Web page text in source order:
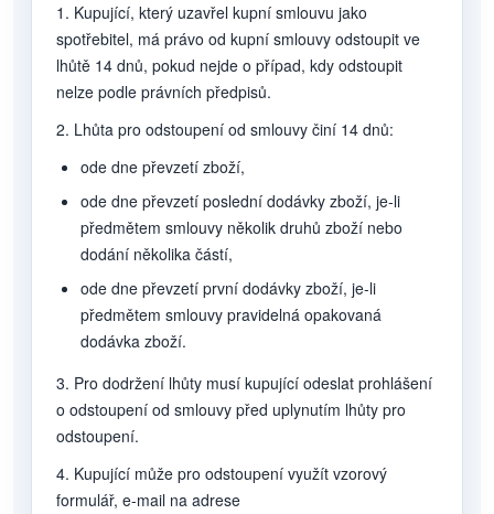
1. Kupující, který uzavřel kupní smlouvu jako
spotřebitel, má právo od kupní smlouvy odstoupit ve
lhůtě 14 dnů, pokud nejde o případ, kdy odstoupit
nelze podle právních předpisů.
2. Lhůta pro odstoupení od smlouvy činí 14 dnů:
ode dne převzetí zboží,
ode dne převzetí poslední dodávky zboží, je-li
předmětem smlouvy několik druhů zboží nebo
dodání několika částí,
ode dne převzetí první dodávky zboží, je-li
předmětem smlouvy pravidelná opakovaná
dodávka zboží.
3. Pro dodržení lhůty musí kupující odeslat prohlášení
o odstoupení od smlouvy před uplynutím lhůty pro
odstoupení.
4. Kupující může pro odstoupení využít vzorový
formulář, e-mail na adrese